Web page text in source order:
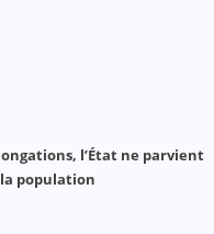
l’État ne parvient
population